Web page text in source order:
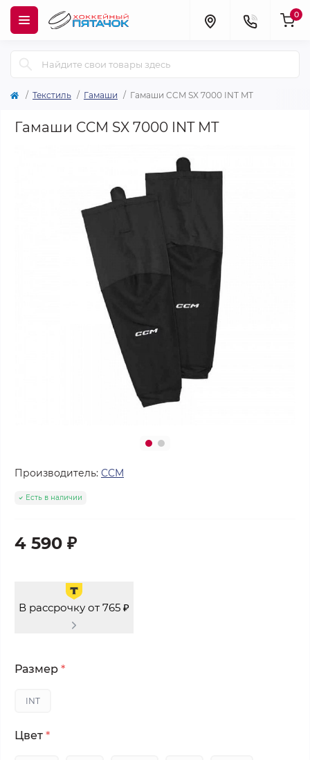
0
Текстиль Гамаши Гамаши CCM SX 7000 INT MT
Гамаши CCM SX 7000 INT MT
Производитель: CCM
Есть в наличии
4 590 ₽
В рассрочку от 765 ₽
Размер *
INT
Цвет *